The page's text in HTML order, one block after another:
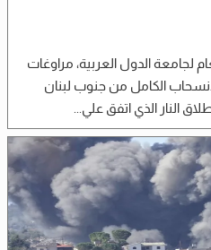
لجامعة الدول العربية، مراوغات
الكامل من جنوب لبنان
النار الذي اتفق علي...